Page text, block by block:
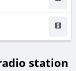
station